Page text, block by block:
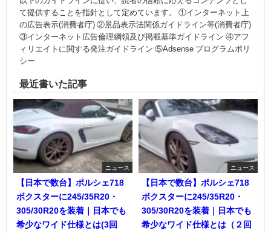
て提供することを指針として定めています。 ①インターネット上
の広告表示(消費者庁) ②景品表示法関係ガイドライン等(消費者庁)
③インターネット広告倫理綱領及び掲載基準ガイドライン ④アフ
ィリエイトに関する発注ガイドライン ⑤Adsense プログラムポリ
シー
最近書いた記事
ニュース
【日本で数台】ポルシェ718
ボクスターに245/35R20・
305/30R20を装着｜日本でも
希少なワイド仕様とは(3回
ニュース
【日本で数台】ポルシェ718
ボクスターに245/35R20・
305/30R20を装着｜日本でも
希少なワイド仕様とは（２回